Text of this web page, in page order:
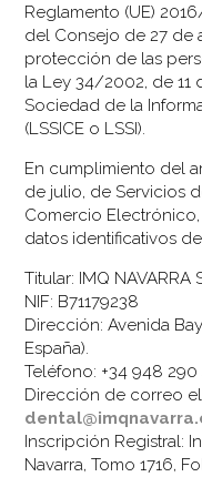
Reglamento (UE)
del Consejo de 27 de
protección de las
la Ley 34/2002, de 11
Sociedad de la
(LSSICE o LSSI).
En cumplimiento del
de julio, de Servicios
Comercio
datos identificativos
Titular: IMQ NAVARRA
NIF: B71179238
Dirección: Avenida
España).
Teléfono: +34 948
Dirección de correo
Inscripción Registral:
Navarra, Tomo 1716,